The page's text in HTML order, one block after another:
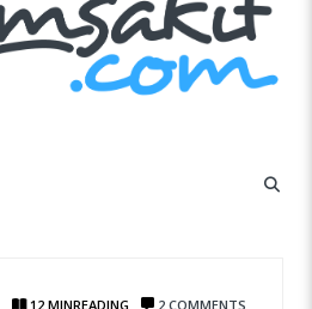
12 MINREADING 2 COMMENTS